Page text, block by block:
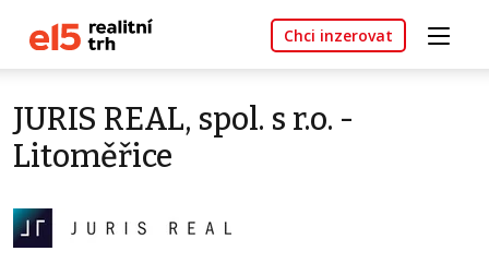
Chci inzerovat
JURIS REAL, spol. s r.o. -
Litoměřice